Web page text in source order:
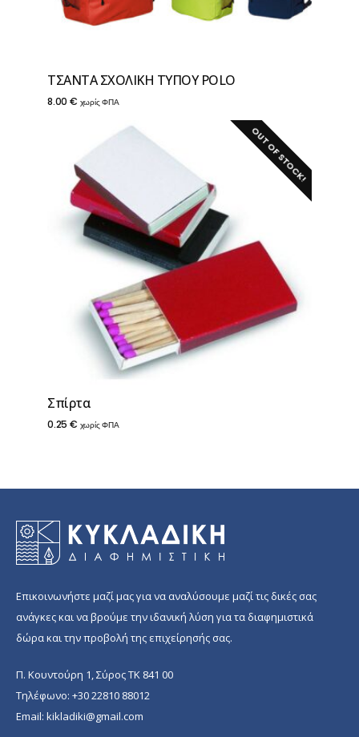
ΤΣΑΝΤΑ ΣΧΟΛΙΚΗ ΤΥΠΟΥ POLO
8.00 € χωρίς ΦΠΑ
OUT OF STOCK!
Σπίρτα
0.25 € χωρίς ΦΠΑ
Επικοινωνήστε μαζί μας για να αναλύσουμε μαζί τις δικές σας
ανάγκες και να βρούμε την ιδανική λύση για τα διαφημιστικά
δώρα και την προβολή της επιχείρησής σας.
Π. Κουντούρη 1, Σύρος ΤΚ 841 00
Τηλέφωνο: +30 22810 88012
Email: kikladiki@gmail.com